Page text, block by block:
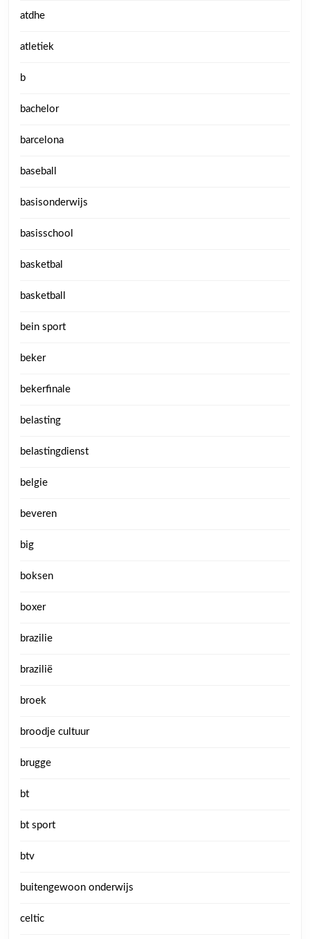
atdhe
atletiek
b
bachelor
barcelona
baseball
basisonderwijs
basisschool
basketbal
basketball
bein sport
beker
bekerfinale
belasting
belastingdienst
belgie
beveren
big
boksen
boxer
brazilie
brazilië
broek
broodje cultuur
brugge
bt
bt sport
btv
buitengewoon onderwijs
celtic